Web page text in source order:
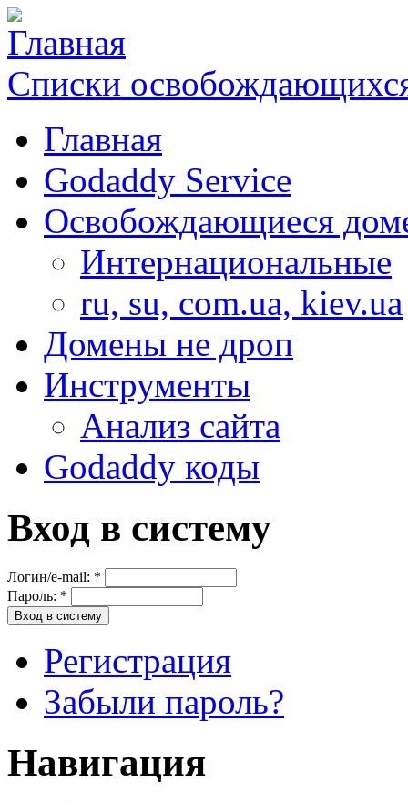
Списки
Главная
Godaddy Service
Освобождающиеся
Интернациональные
ru, su, com.ua, kiev.ua
Домены не дроп
Инструменты
Анализ сайта
Godaddy коды
Вход в систему
Логин/e-mail: *
Пароль: *
Регистрация
Забыли пароль?
Навигация